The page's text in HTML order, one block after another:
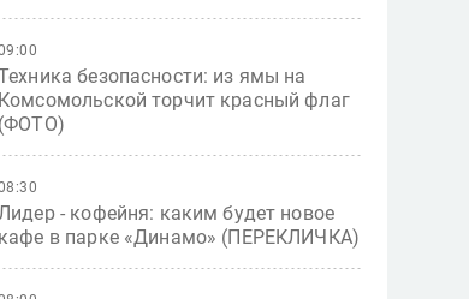
безопасности: из ямы на
Комсомольской торчит красный флаг
(ФОТО)
- кофейня: каким будет новое
кафе в парке «Динамо» (ПЕРЕКЛИЧКА)